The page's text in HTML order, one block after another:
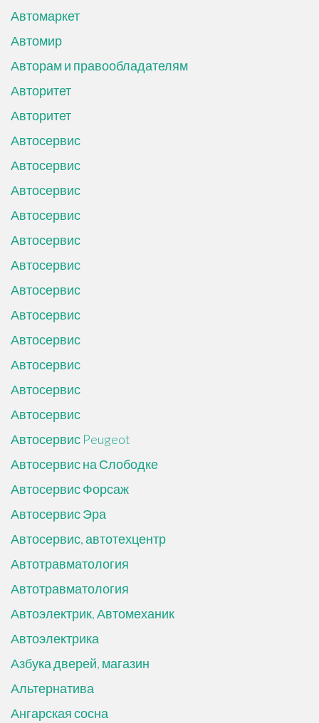
Автомаркет
Автомир
Авторам и правообладателям
Авторитет
Авторитет
Автосервис
Автосервис
Автосервис
Автосервис
Автосервис
Автосервис
Автосервис
Автосервис
Автосервис
Автосервис
Автосервис
Автосервис
Автосервис Peugeot
Автосервис на Слободке
Автосервис Форсаж
Автосервис Эра
Автосервис, автотехцентр
Автотравматология
Автотравматология
Автоэлектрик, Автомеханик
Автоэлектрика
Азбука дверей, магазин
Альтернатива
Ангарская сосна